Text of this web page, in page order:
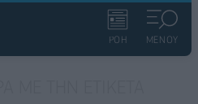
ΡΟΗ ΜΕΝΟΥ